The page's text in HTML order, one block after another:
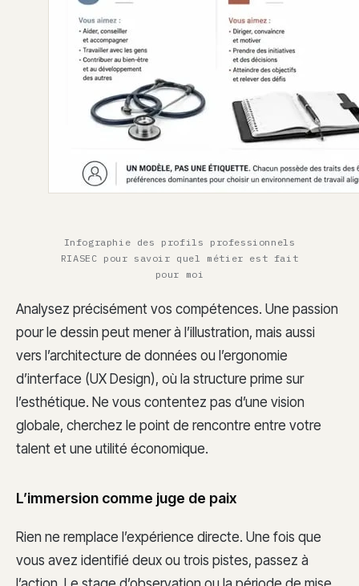
Infographie des profils professionnels
RIASEC pour savoir quel métier est fait
pour moi
Analysez précisément vos compétences. Une passion
pour le dessin peut mener à l’illustration, mais aussi
vers l’architecture de données ou l’ergonomie
d’interface (UX Design), où la structure prime sur
l’esthétique. Ne vous contentez pas d’une vision
globale, cherchez le point de rencontre entre votre
talent et une utilité économique.
L’immersion comme juge de paix
Rien ne remplace l’expérience directe. Une fois que
vous avez identifié deux ou trois pistes, passez à